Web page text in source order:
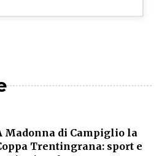
Madonna di Campiglio la
Trentingrana: sport e